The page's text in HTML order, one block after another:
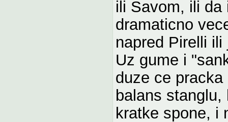
ili Savom, ili da
dramaticno
napred Pirelli ili
Uz gume i
duze ce
balans
kratke spone, i